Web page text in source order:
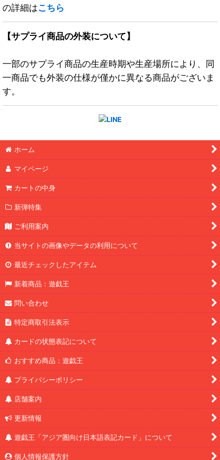
の詳細はこちら
【サプライ商品の外装について】
一部のサプライ商品の生産時期や生産場所により、同
一商品でも外装の仕様が僅かに異なる商品がございま
す。
ホーム
マイページ
カートの中身
新弾特集
ご利用案内
当サイトの画像やデータの利用について
最近チェックしたアイテム
新着商品：遊戯王
問い合わせ
特定商取引法表示
カードの状態表記について
おすすめ商品：遊戯王
プライバシーポリシー
店舗案内
更新情報
遊戯王「アジア圏向け日本語表記カード」について
個人情報保護方針